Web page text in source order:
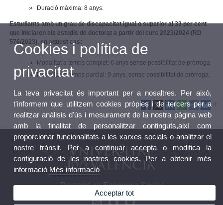
Duració màxima: 8 anys.
Estudiants amb un grau de discapacitat igual o superior al 33 per cent
que iniciaren els estudis de doctorat a partir del curs 2023/2024 (RD
576/2023), en aquest cas:
Modalitat a temps complet: 6 anys sense possibilitat de pròrroga.
Modalitat a temps parcial: 9 anys, sense possibilitat de pròrroga.
Doctorat en Economia Social
Cookies i política de
privacitat
La teva privacitat és important per a nosaltres. Per això,
t'informem que utilitzem cookies pròpies i de tercers per a
realitzar anàlisis d'ús i mesurament de la nostra pàgina web
amb la finalitat de personalitzar continguts,així com
proporcionar funcionalitats a les xarxes socials o analitzar el
nostre trànsit. Per a continuar accepta o modifica la
configuració de les nostres cookies. Per a obtenir més
informació Més informació
Acceptar tot